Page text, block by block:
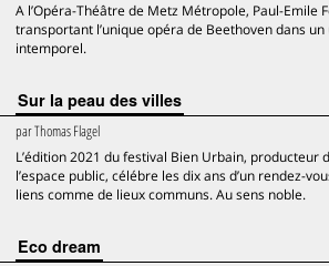
A l’Opéra-Théâtre de Metz Métropole, Paul-Emile
transportant l’unique opéra de Beethoven dans
intemporel.
Sur la peau des villes
parThomas Flagel
L’édition 2021 du festival Bien Urbain, producteur
l’espace public, célébre les dix ans d’un rendez-
liens comme de lieux communs. Au sens noble.
Eco dream